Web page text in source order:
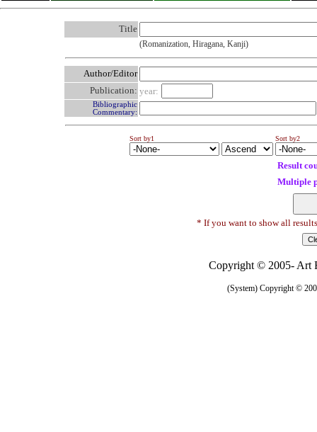
Title
(Romanization, Hiragana, Kanji)
Author/Editor
Publication: year:
Bibliographic
Commentary:
Sort by1 Sort by2
Result
Multiple
* If you want to show all
Copyright © 2005- Art
(System) Copyright ©